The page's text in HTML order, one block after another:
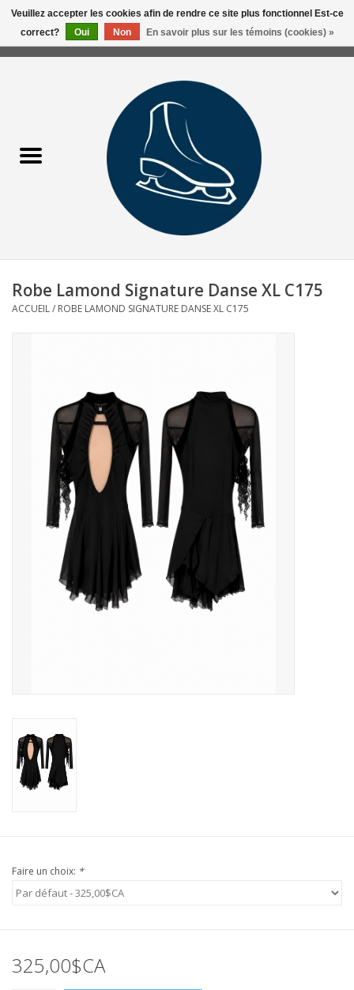
0 Articles - 0,00$CA
Liquidation/Clearance
Patins Usagés
Hockey
Pièces uniques Lamond
Signature
Rendez-vous achat de patins
Robe Lamond Signature Danse XL C175
ACCUEIL/ ROBE LAMOND SIGNATURE DANSE XL C175
Faire un choix: *
325,00$CA
Veuillez accepter les cookies afin de rendre ce site plus fonctionnel Est-ce
correct?
Oui Non En savoir plus sur les témoins (cookies) »